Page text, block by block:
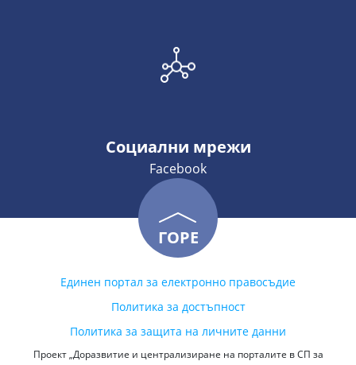
Социални мрежи
Facebook
ГОРЕ
Единен портал за електронно правосъдие
Политика за достъпност
Политика за защита на личните данни
Проект „Доразвитие и централизиране на порталите в СП за